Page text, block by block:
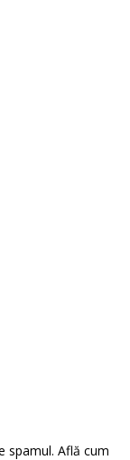
spamul. Află cum